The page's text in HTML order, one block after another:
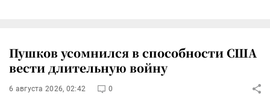
Пушков усомнился в способности США
вести длительную войну
6 августа 2026, 02:42 0